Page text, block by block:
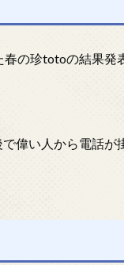
の珍totoの結果発
偉い人から電話が